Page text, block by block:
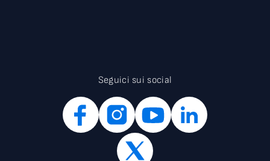
Seguici sui social